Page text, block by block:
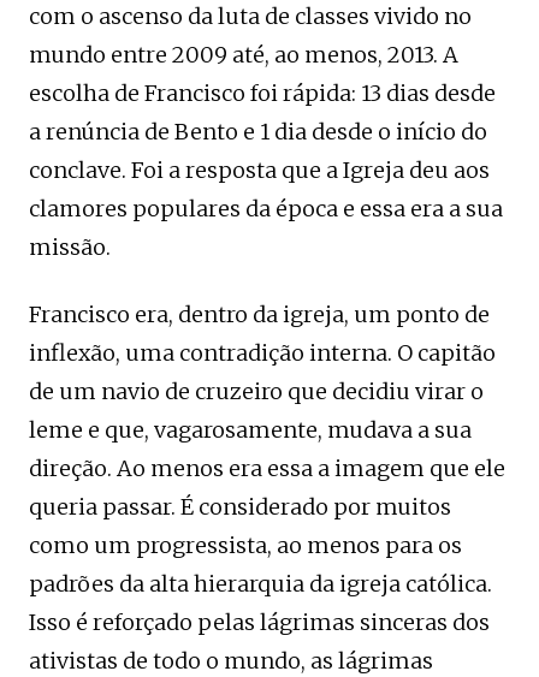
com o ascenso da luta de classes vivido no
mundo entre 2009 até, ao menos, 2013. A
escolha de Francisco foi rápida: 13 dias desde
a renúncia de Bento e 1 dia desde o início do
conclave. Foi a resposta que a Igreja deu aos
clamores populares da época e essa era a sua
missão.
Francisco era, dentro da igreja, um ponto de
inflexão, uma contradição interna. O capitão
de um navio de cruzeiro que decidiu virar o
leme e que, vagarosamente, mudava a sua
direção. Ao menos era essa a imagem que ele
queria passar. É considerado por muitos
como um progressista, ao menos para os
padrões da alta hierarquia da igreja católica.
Isso é reforçado pelas lágrimas sinceras dos
ativistas de todo o mundo, as lágrimas